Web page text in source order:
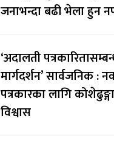
जनाभन्दा बढी भेला हुन
‘अदालती
मार्गदर्शन’ सार्वजनिक :
पत्रकारका लागि
विश्वास